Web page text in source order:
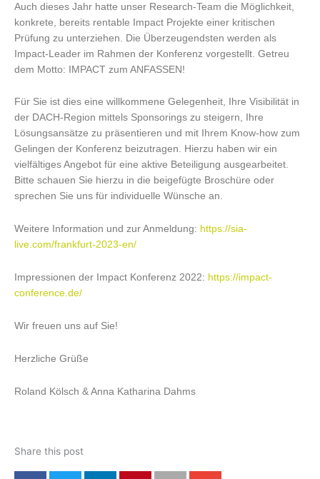
Auch dieses Jahr hatte unser Research-Team die Möglichkeit,
konkrete, bereits rentable Impact Projekte einer kritischen
Prüfung zu unterziehen. Die Überzeugendsten werden als
Impact-Leader im Rahmen der Konferenz vorgestellt. Getreu
dem Motto: IMPACT zum ANFASSEN!
Für Sie ist dies eine willkommene Gelegenheit, Ihre Visibilität in
der DACH-Region mittels Sponsorings zu steigern, Ihre
Lösungsansätze zu präsentieren und mit Ihrem Know-how zum
Gelingen der Konferenz beizutragen. Hierzu haben wir ein
vielfältiges Angebot für eine aktive Beteiligung ausgearbeitet.
Bitte schauen Sie hierzu in die beigefügte Broschüre oder
sprechen Sie uns für individuelle Wünsche an.
Weitere Information und zur Anmeldung: https://sia-
live.com/frankfurt-2023-en/
Impressionen der Impact Konferenz 2022: https://impact-
conference.de/
Wir freuen uns auf Sie!
Herzliche Grüße
Roland Kölsch & Anna Katharina Dahms
Share this post